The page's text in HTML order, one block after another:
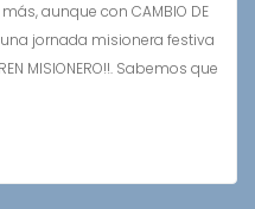
aunque con CAMBIO DE
jornada misionera festiva
MISIONERO!!. Sabemos que